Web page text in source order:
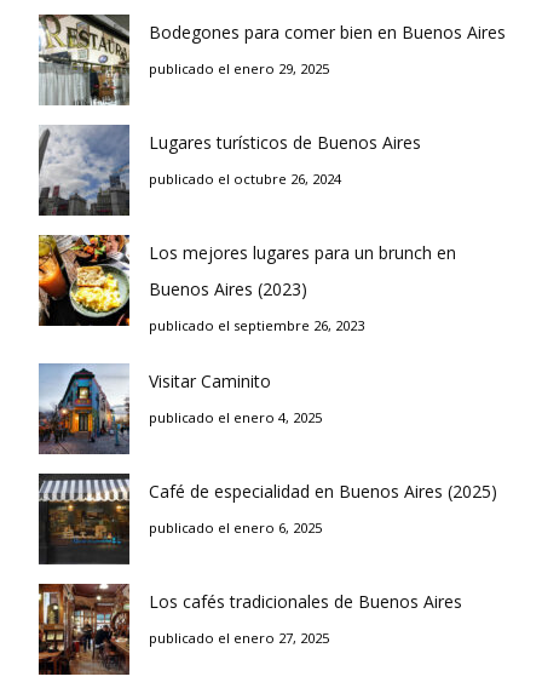
Bodegones para comer bien en Buenos Aires
publicado el enero 29, 2025
Lugares turísticos de Buenos Aires
publicado el octubre 26, 2024
Los mejores lugares para un brunch en
Buenos Aires (2023)
publicado el septiembre 26, 2023
Visitar Caminito
publicado el enero 4, 2025
Café de especialidad en Buenos Aires (2025)
publicado el enero 6, 2025
Los cafés tradicionales de Buenos Aires
publicado el enero 27, 2025